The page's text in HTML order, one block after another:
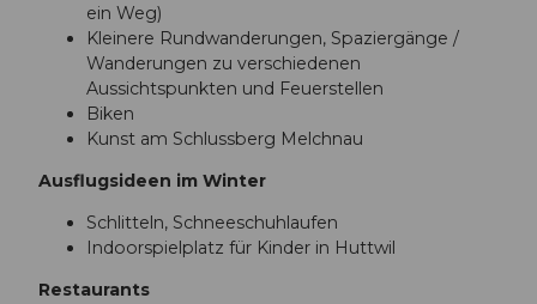
ein Weg)
Kleinere Rundwanderungen, Spaziergänge /
Wanderungen zu verschiedenen
Aussichtspunkten und Feuerstellen
Biken
Kunst am Schlussberg Melchnau
Ausflugsideen im Winter
Schlitteln, Schneeschuhlaufen
Indoorspielplatz für Kinder in Huttwil
Restaurants